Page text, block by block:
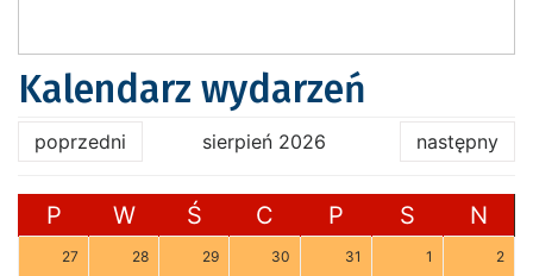
Kalendarz wydarzeń
poprzedni sierpień 2026 następny
P W Ś C P S N
27 28 29 30 31 1 2